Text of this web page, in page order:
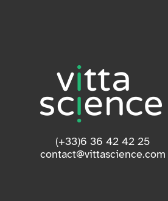
(+33)6 36 42 42 25
contact@vittascience.com